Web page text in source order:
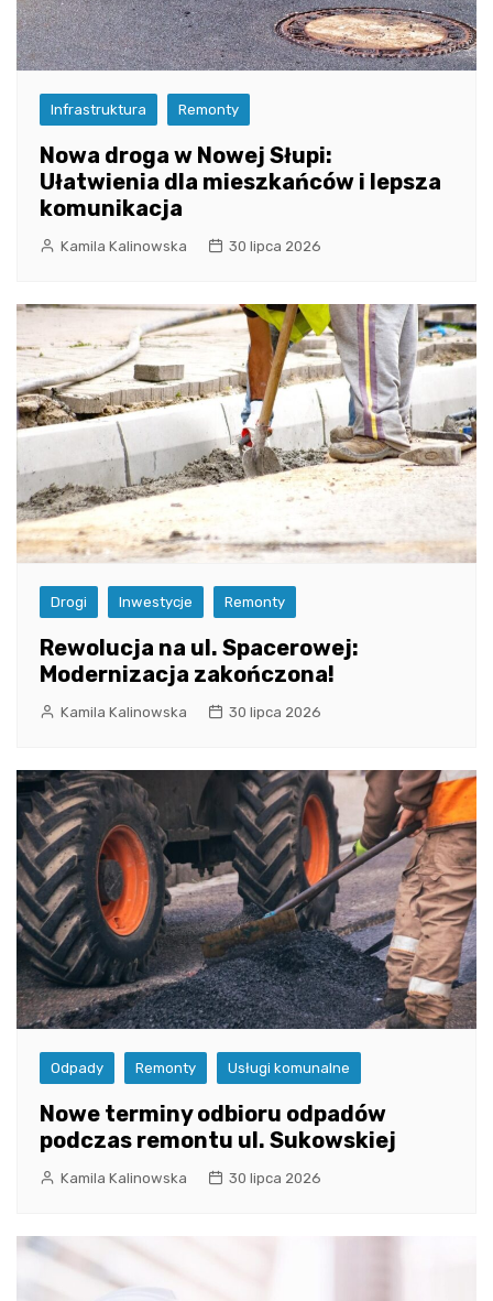
Infrastruktura Remonty
Nowa droga w Nowej Słupi:
Ułatwienia dla mieszkańców i lepsza
komunikacja
Kamila Kalinowska 30 lipca 2026
Drogi Inwestycje Remonty
Rewolucja na ul. Spacerowej:
Modernizacja zakończona!
Kamila Kalinowska 30 lipca 2026
Odpady Remonty Usługi komunalne
Nowe terminy odbioru odpadów
podczas remontu ul. Sukowskiej
Kamila Kalinowska 30 lipca 2026